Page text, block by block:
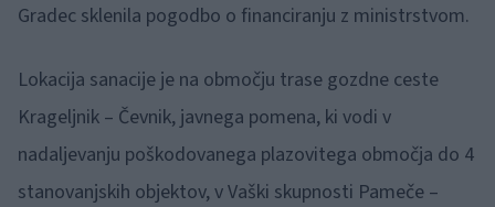
Gradec sklenila pogodbo o financiranju z ministrstvom.
Lokacija sanacije je na območju trase gozdne ceste
Krageljnik – Čevnik, javnega pomena, ki vodi v
nadaljevanju poškodovanega plazovitega območja do 4
stanovanjskih objektov, v Vaški skupnosti Pameče –